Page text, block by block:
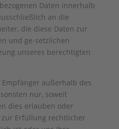
Daten innerhalb
an die
die diese Daten zur
und ge-setzlichen
unseres berechtigten
außerhalb des
nur, soweit
dies erlauben oder
Erfüllung rechtlicher